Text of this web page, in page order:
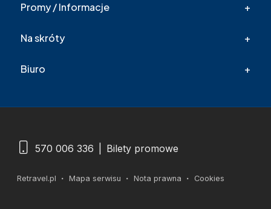
Promy / Informacje
Na skróty
Biuro
570 006 336 Bilety promowe
Retravel.pl Mapa serwisu Nota prawna Cookies